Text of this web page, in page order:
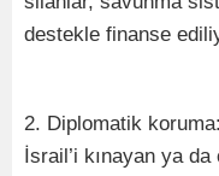
destekle finanse
2. Diplomatik
İsrail’i kınayan ya